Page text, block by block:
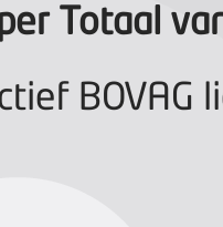
Totaal
BOVAG